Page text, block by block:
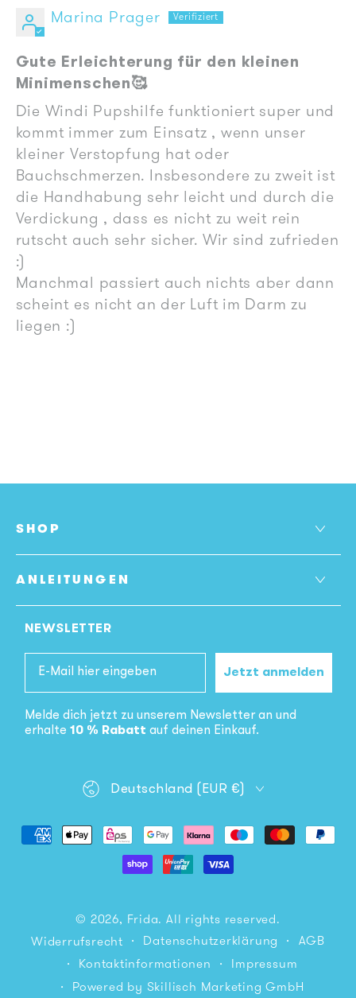
Marina Prager
Gute Erleichterung für den kleinen
Minimenschen🥰
Die Windi Pupshilfe funktioniert super und
kommt immer zum Einsatz , wenn unser
kleiner Verstopfung hat oder
Bauchschmerzen. Insbesondere zu zweit ist
die Handhabung sehr leicht und durch die
Verdickung , dass es nicht zu weit rein
rutscht auch sehr sicher. Wir sind zufrieden
:)
Manchmal passiert auch nichts aber dann
scheint es nicht an der Luft im Darm zu
liegen :)
SHOP
ANLEITUNGEN
NEWSLETTER
Jetzt anmelden
Melde dich jetzt zu unserem Newsletter an und
erhalte 10 % Rabatt auf deinen Einkauf.
© 2026, Frida. All rights reserved.
Widerrufsrecht
Datenschutzerklärung
AGB
Kontaktinformationen
Impressum
Powered by Skillisch Marketing GmbH
Deutschland (EUR €)
Zahlungsmöglichkeiten